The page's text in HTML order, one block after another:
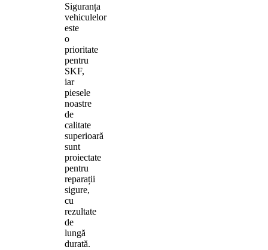
Siguranța
vehiculelor
este
o
prioritate
pentru
SKF,
iar
piesele
noastre
de
calitate
superioară
sunt
proiectate
pentru
reparații
sigure,
cu
rezultate
de
lungă
durată.